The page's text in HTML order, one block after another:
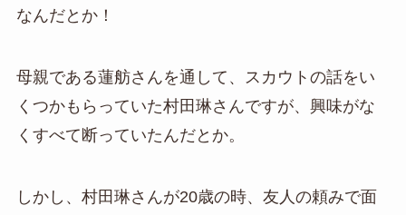
なんだとか！
母親である蓮舫さんを通して、スカウトの話をい
くつかもらっていた村田琳さんですが、興味がな
くすべて断っていたんだとか。
しかし、村田琳さんが20歳の時、友人の頼みで面